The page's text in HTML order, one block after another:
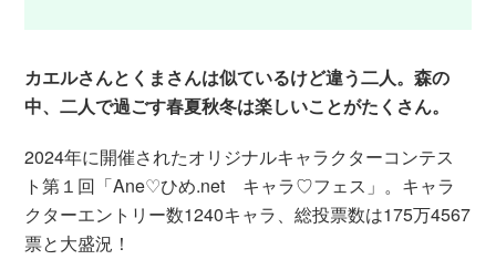
カエルさんとくまさんは似ているけど違う二人。森の
中、二人で過ごす春夏秋冬は楽しいことがたくさん。
2024年に開催されたオリジナルキャラクターコンテス
ト第１回「Ane♡ひめ.net キャラ♡フェス」。キャラ
クターエントリー数1240キャラ、総投票数は175万4567
票と大盛況！